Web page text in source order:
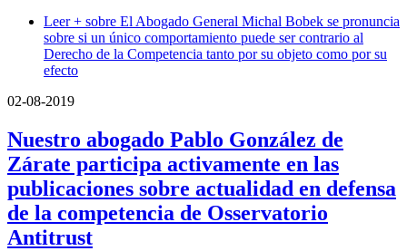
Leer + sobre El Abogado General Michal Bobek se pronuncia
sobre si un único comportamiento puede ser contrario al
Derecho de la Competencia tanto por su objeto como por su
efecto
02-08-2019
Nuestro abogado Pablo González de
Zárate participa activamente en las
publicaciones sobre actualidad en defensa
de la competencia de Osservatorio
Antitrust